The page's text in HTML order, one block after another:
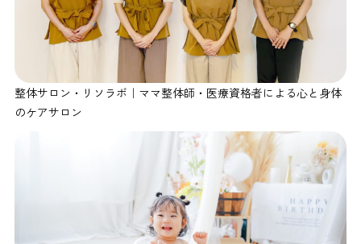
整体サロン・リソラボ｜ママ整体師・医療資格者による心と身体
のケアサロン